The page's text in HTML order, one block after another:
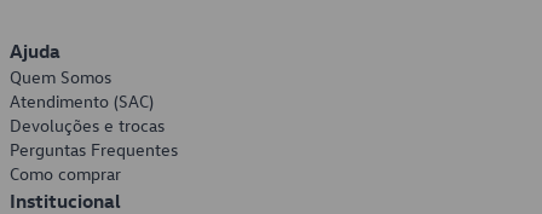
Ajuda
Quem Somos
Atendimento (SAC)
Devoluções e trocas
Perguntas Frequentes
Como comprar
Institucional